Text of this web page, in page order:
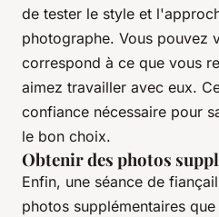
de tester le style et
photographe. Vous pouvez
correspond à ce que vous
aimez travailler avec eux.
confiance nécessaire pour
le bon choix.
Obtenir des photos
Enfin, une séance de
photos supplémentaires